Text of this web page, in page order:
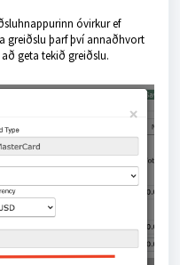
óvirkur ef
greiðslu þarf því annaðhvort
geta tekið greiðslu.